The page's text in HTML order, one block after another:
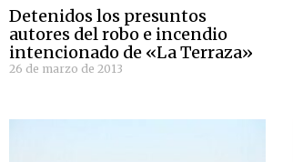
Detenidos los presuntos
autores del robo e incendio
intencionado de «La Terraza»
26 de marzo de 2013